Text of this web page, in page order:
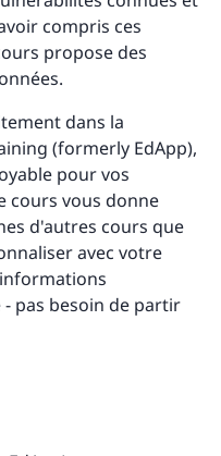
compris ces
propose des
dans la
(formerly EdApp),
pour vos
cours vous donne
d'autres cours que
avec votre
pas besoin de partir